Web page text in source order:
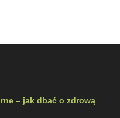
– jak dbać o zdrową